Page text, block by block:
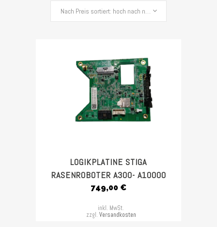
Nach Preis sortiert: hoch nach niedrig
LOGIKPLATINE STIGA
RASENROBOTER A300- A10000
749,00 €
inkl. MwSt.
zzgl. Versandkosten